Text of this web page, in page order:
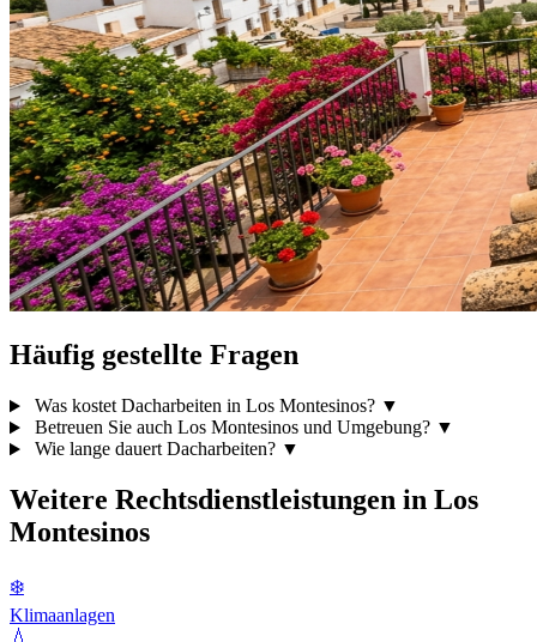
Häufig gestellte Fragen
Was kostet Dacharbeiten in Los Montesinos? ▼
Betreuen Sie auch Los Montesinos und Umgebung? ▼
Wie lange dauert Dacharbeiten? ▼
Weitere Rechtsdienstleistungen in Los
Montesinos
❄️
Klimaanlagen
💧